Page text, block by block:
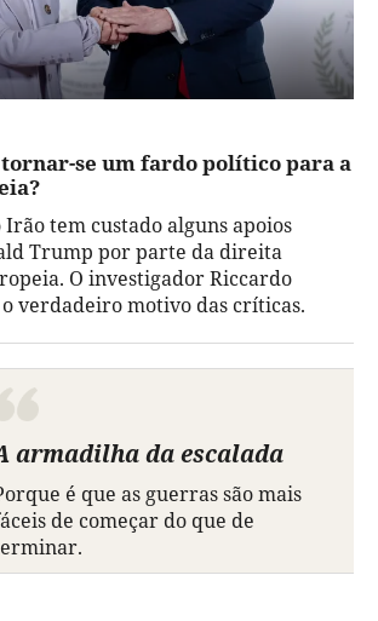
se um fardo político para a
tem custado alguns apoios
Trump por parte da direita
O investigador Riccardo
verdadeiro motivo das críticas.
armadilha da escalada
é que as guerras são mais
de começar do que de